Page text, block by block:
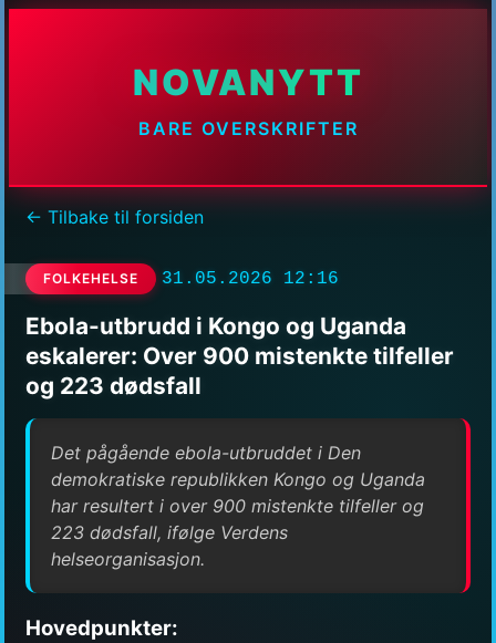
NOVANYTT
BARE OVERSKRIFTER
← Tilbake til forsiden
FOLKEHELSE 31.05.2026 12:16
Ebola-utbrudd i Kongo og Uganda
eskalerer: Over 900 mistenkte tilfeller
og 223 dødsfall
Det pågående ebola-utbruddet i Den
demokratiske republikken Kongo og Uganda
har resultert i over 900 mistenkte tilfeller og
223 dødsfall, ifølge Verdens
helseorganisasjon.
Hovedpunkter: